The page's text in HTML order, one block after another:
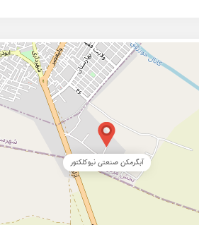
آبگرمکن صنعتی نیوکلکتور